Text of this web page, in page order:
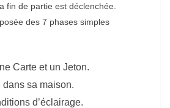
fin de partie est déclenchée.
des 7 phases simples
Carte et un Jeton.
dans sa maison.
d’éclairage.